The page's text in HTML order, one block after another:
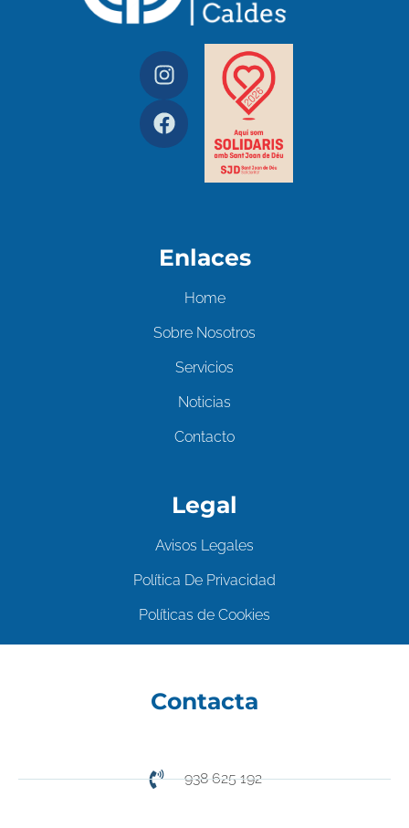
Enlaces
Home
Sobre Nosotros
Servicios
Noticias
Contacto
Legal
Avisos Legales
Política De Privacidad
Políticas de Cookies
Contacta
938 625 192